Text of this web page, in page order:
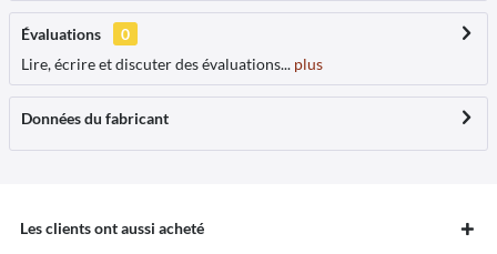
Évaluations
0
Lire, écrire et discuter des évaluations... plus
Données du fabricant
Les clients ont aussi acheté